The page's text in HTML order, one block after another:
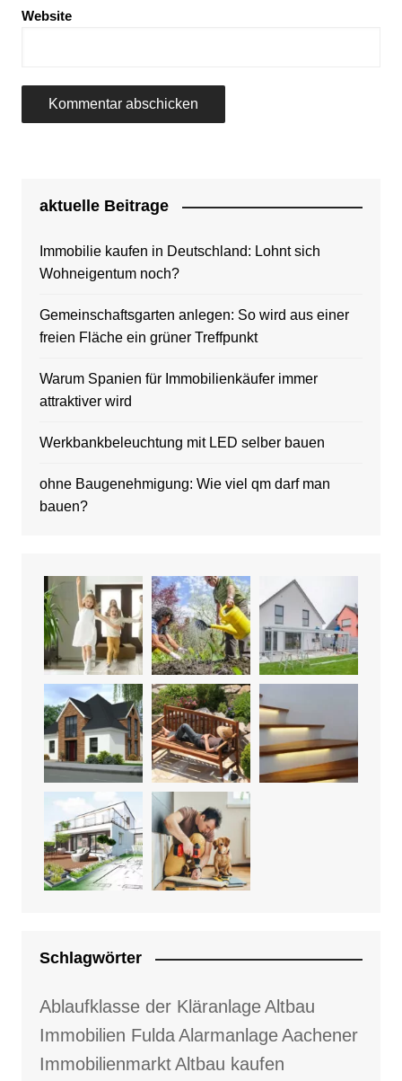
Website
aktuelle Beitrage
Immobilie kaufen in Deutschland: Lohnt sich
Wohneigentum noch?
Gemeinschaftsgarten anlegen: So wird aus einer
freien Fläche ein grüner Treffpunkt
Warum Spanien für Immobilienkäufer immer
attraktiver wird
Werkbankbeleuchtung mit LED selber bauen
ohne Baugenehmigung: Wie viel qm darf man
bauen?
Schlagwörter
Ablaufklasse der KläranlageAltbau
Immobilien FuldaAlarmanlageAachener
ImmobilienmarktAltbau kaufen